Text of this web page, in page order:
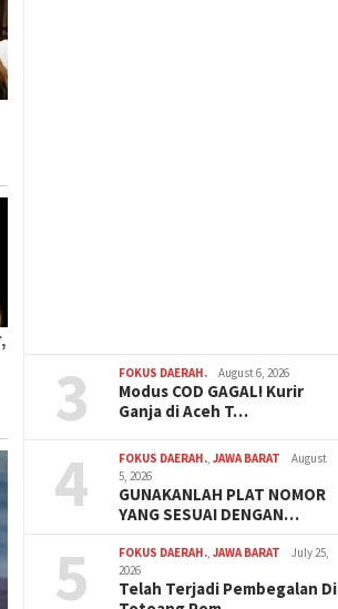
3 FOKUS DAERAH. August 6, 2026
Modus COD GAGAL! Kurir
Ganja di Aceh T…
4 FOKUS DAERAH. ,JAWA BARAT
August
5, 2026
GUNAKANLAH PLAT NOMOR
YANG SESUAI DENGAN…
5 FOKUS DAERAH. ,JAWA BARAT
July 25,
2026
Telah Terjadi Pembegalan Di